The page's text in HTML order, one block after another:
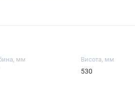
мм Висота, мм
530